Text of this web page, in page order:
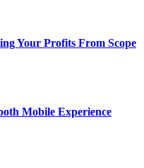
Your Profits From Scope
Mobile Experience